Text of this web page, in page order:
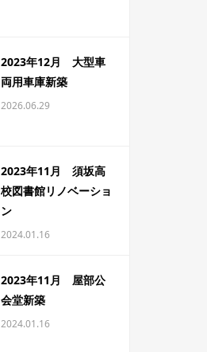
2023年12月 大型車
両用車庫新築
2026.06.29
2023年11月 須坂高
校図書館リノベーショ
ン
2024.01.16
2023年11月 屋部公
会堂新築
2024.01.16